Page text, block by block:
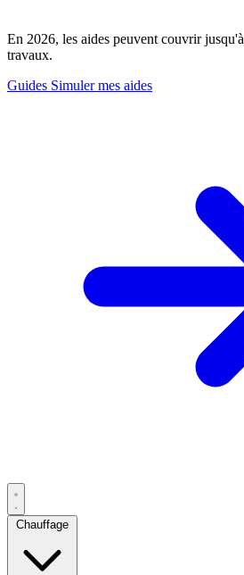
En 2026, les aides peuvent couvrir jusqu'à
travaux.
Guides Simuler mes aides